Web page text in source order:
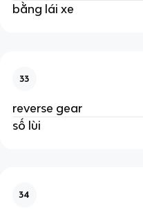
bằng lái xe
33
reverse gear
số lùi
34